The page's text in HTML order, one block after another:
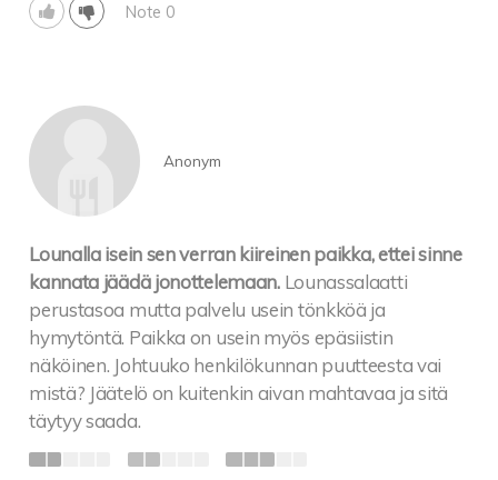
Note 0
Anonym
Lounalla isein sen verran kiireinen paikka, ettei sinne
kannata jäädä jonottelemaan. Lounassalaatti
perustasoa mutta palvelu usein tönkköä ja
hymytöntä. Paikka on usein myös epäsiistin
näköinen. Johtuuko henkilökunnan puutteesta vai
mistä? Jäätelö on kuitenkin aivan mahtavaa ja sitä
täytyy saada.